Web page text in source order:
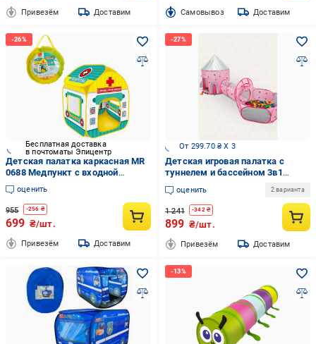
Привезём Доставим Cамовывоз Доставим
Бесплатная доставка
в почтоматы Эпицентр
Детская палатка каркасная MR
0688 Медпункт с входной
накидкой на завязках/двумя
окнами-сетками (25542516)
оценить
955 -256 ₴
699 ₴/шт.
Привезём Доставим
От 299.70 ₴ X 3
Детская игровая палатка с
туннелем и бассейном 3в1
DobraMAMA большая для
девочек Розовый (73583)
оценить 2 варианта
1 241 -342₴
899 ₴/шт.
Привезём Доставим